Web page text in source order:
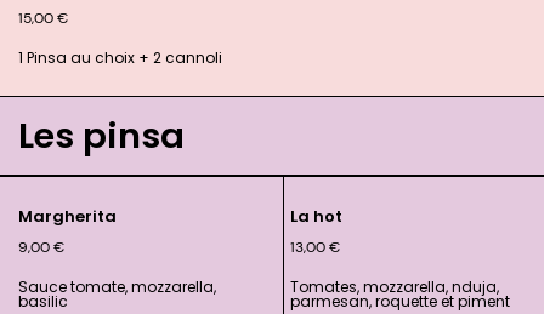
15,00€
1 Pinsa au choix + 2 cannoli
Les pinsa
Margherita
9,00€
Sauce tomate, mozzarella,
basilic
La hot
13,00€
Tomates, mozzarella, nduja,
parmesan, roquette et piment